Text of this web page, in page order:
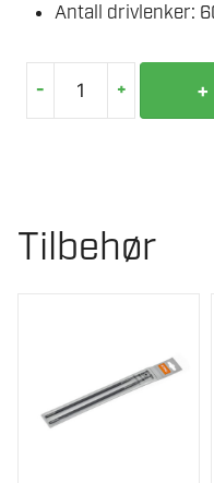
Antall drivlenker:
-
PRO
60
.325"
+ +
Tilbehør